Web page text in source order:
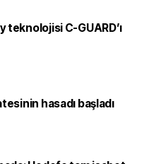
C-GUARD’ı
hasadı başladı